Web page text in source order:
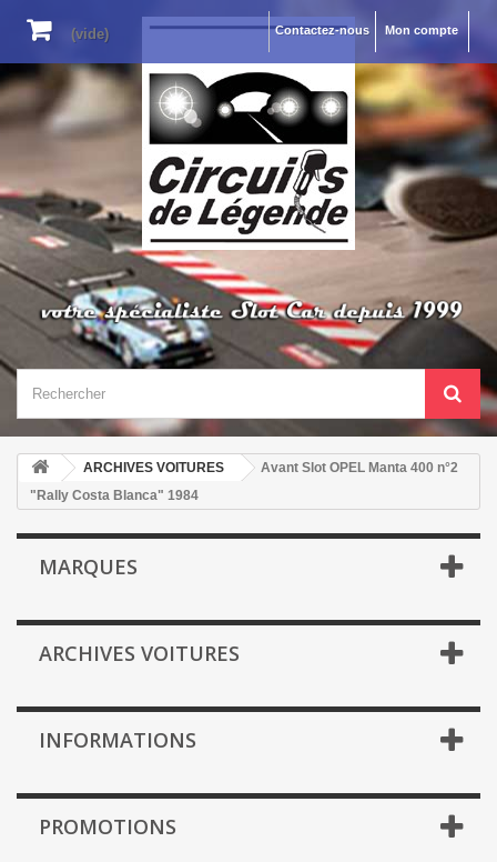
Mon compte
Contactez-nous
(vide)
ARCHIVES VOITURES
Avant Slot OPEL Manta 400 n°2
"Rally Costa Blanca" 1984
MARQUES
ARCHIVES VOITURES
INFORMATIONS
PROMOTIONS